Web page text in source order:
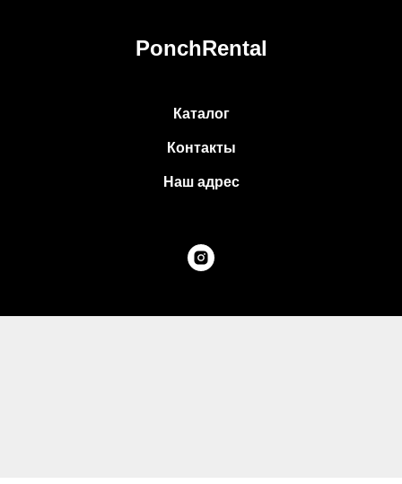
PonchRental
Каталог
Контакты
Наш адрес